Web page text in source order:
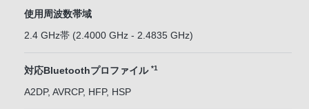
使用周波数帯域
2.4 GHz帯 (2.4000 GHz - 2.4835 GHz)
対応Bluetoothプロファイル *1
A2DP, AVRCP, HFP, HSP